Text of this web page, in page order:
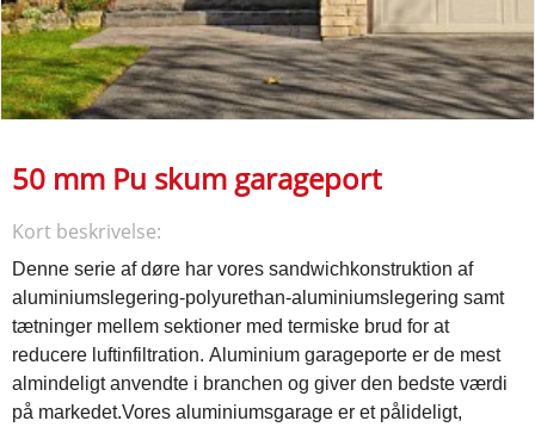
50 mm Pu skum garageport
Kort beskrivelse:
Denne serie af døre har vores sandwichkonstruktion af
aluminiumslegering-polyurethan-aluminiumslegering samt
tætninger mellem sektioner med termiske brud for at
reducere luftinfiltration. Aluminium garageporte er de mest
almindeligt anvendte i branchen og giver den bedste værdi
på markedet.Vores aluminiumsgarage er et pålideligt,